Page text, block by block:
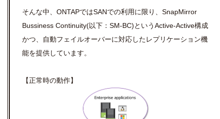
そんな中、ONTAPではSANでの利用に限り、SnapMirror
Bussiness Continuity(以下：SM-BC)というActive-Active構成
かつ、自動フェイルオーバーに対応したレプリケーション機
能を提供しています。
【正常時の動作】